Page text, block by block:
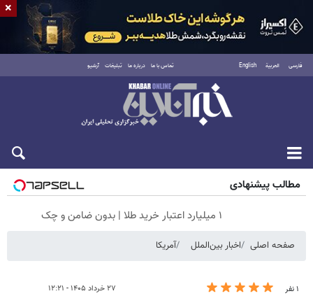
فارسی العربية English تماس با ما درباره ما تبلیغات آرشیو
شنبه ۱۷ مرداد ۱۴۰۵
مطالب پیشنهادی
۱ میلیارد اعتبار خرید طلا | بدون ضامن و چک
صفحه اصلی اخبار بین‌الملل آمریکا
۱ نفر ۲۷ خرداد ۱۴۰۵ - ۱۲:۲۱
×